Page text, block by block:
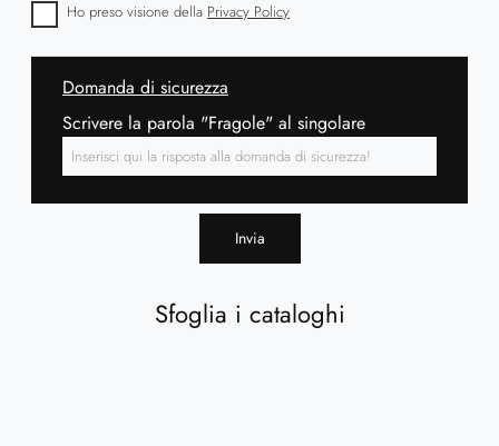
Sfoglia i cataloghi
Ho preso visione della Privacy Policy
Domanda di sicurezza
Scrivere la parola "Fragole" al singolare
Invia